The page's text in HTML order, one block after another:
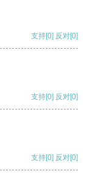
支持[0] 反对[0]
支持[0] 反对[0]
支持[0] 反对[0]